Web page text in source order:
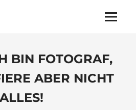
Menü
BIN FOTOGRAF,
ABER NICHT
ALLES!